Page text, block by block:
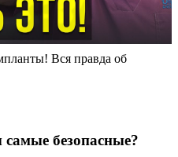
Вся правда об
безопасные?